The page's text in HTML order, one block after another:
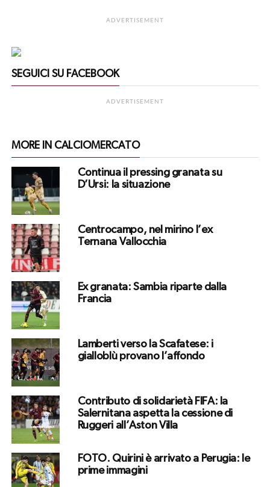
ADVERTISEMENT
SEGUICI SU FACEBOOK
ADVERTISEMENT
MORE IN CALCIOMERCATO
Continua il pressing granata su
D’Ursi: la situazione
Centrocampo, nel mirino l’ex
Ternana Vallocchia
Ex granata: Sambia riparte dalla
Francia
Lamberti verso la Scafatese: i
gialloblù provano l’affondo
Contributo di solidarietà FIFA: la
Salernitana aspetta la cessione di
Ruggeri all’Aston Villa
FOTO. Quirini è arrivato a Perugia: le
prime immagini